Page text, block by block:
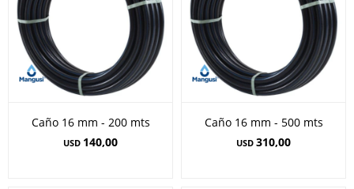
Caño 16 mm - 200 mts
USD 140,00
Caño 16 mm - 500 mts
USD 310,00